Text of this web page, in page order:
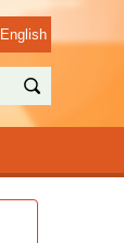
English